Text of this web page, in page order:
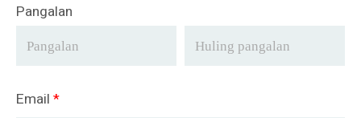
Pangalan
Email *